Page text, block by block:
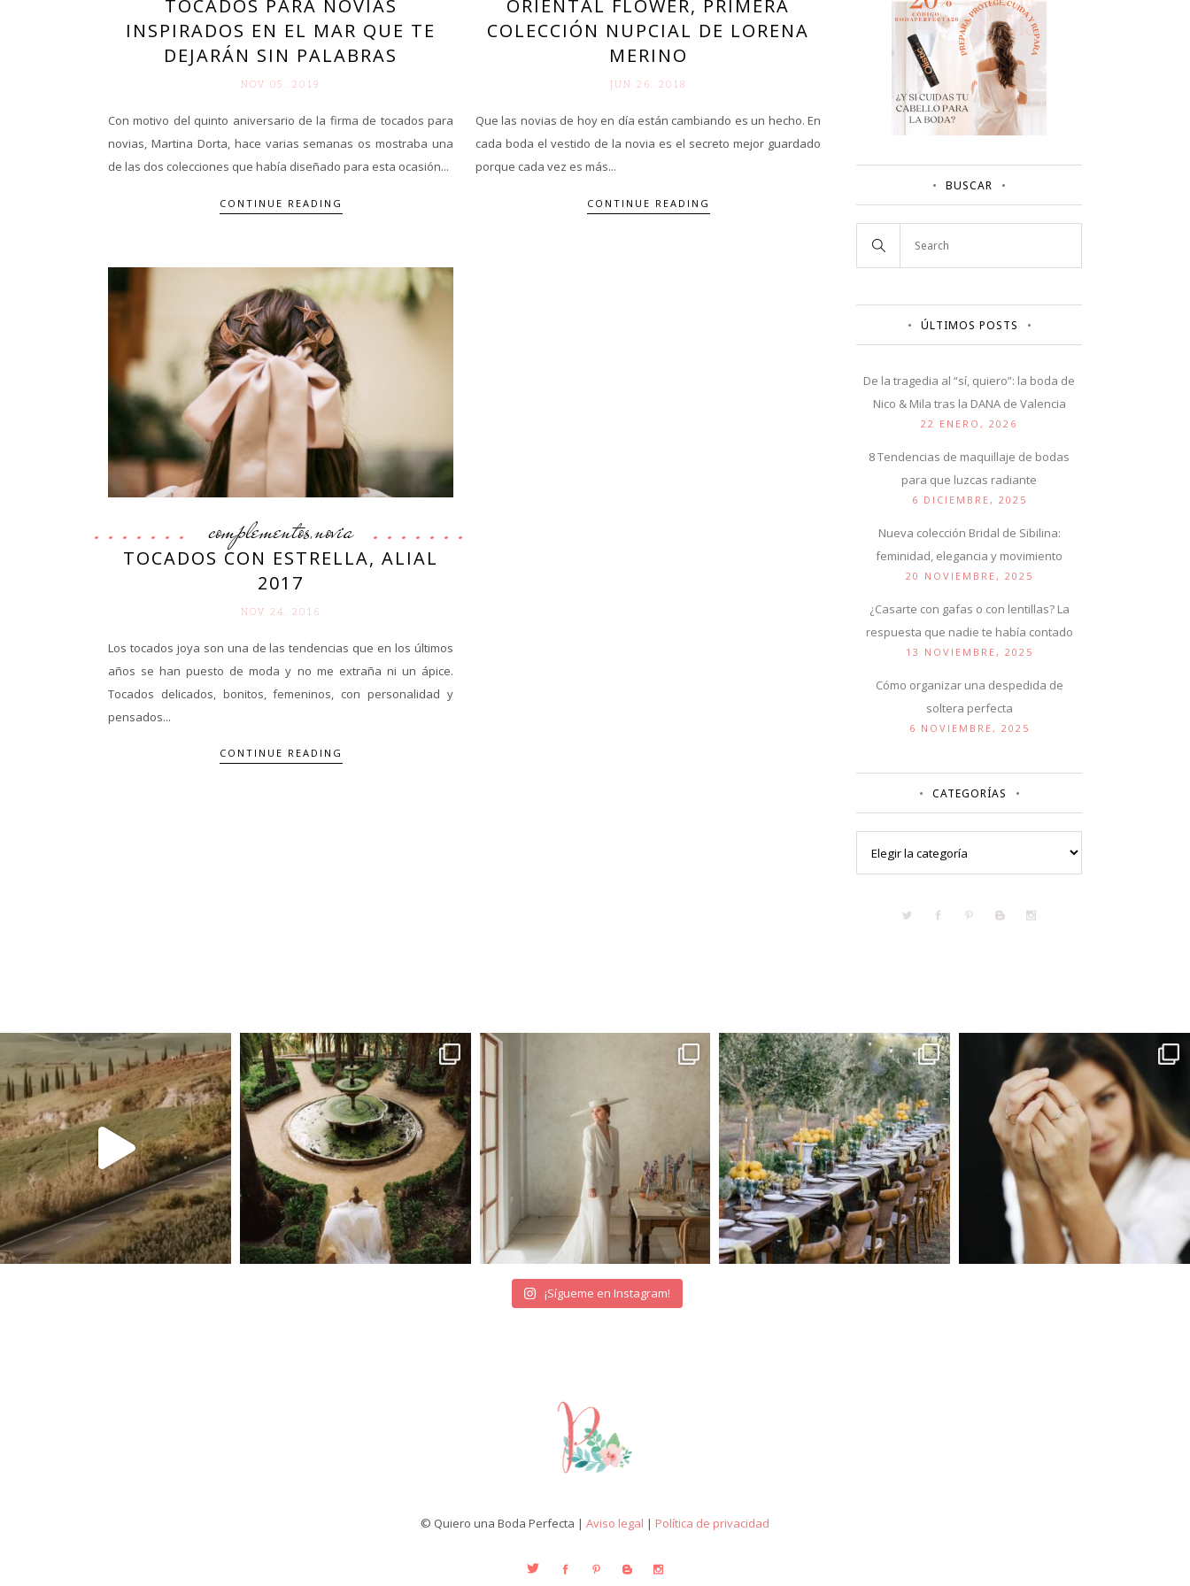
TOCADOS PARA NOVIAS
INSPIRADOS EN EL MAR QUE TE
DEJARÁN SIN PALABRAS
NOV 05. 2019
Con motivo del quinto aniversario de la firma de tocados para
novias, Martina Dorta, hace varias semanas os mostraba una
de las dos colecciones que había diseñado para esta ocasión...
CONTINUE READING
ORIENTAL FLOWER, PRIMERA
COLECCIÓN NUPCIAL DE LORENA
MERINO
JUN 26. 2018
Que las novias de hoy en día están cambiando es un hecho. En
cada boda el vestido de la novia es el secreto mejor guardado
porque cada vez es más...
CONTINUE READING
complementos,novia
TOCADOS CON ESTRELLA, ALIAL
2017
NOV 24. 2016
Los tocados joya son una de las tendencias que en los últimos
años se han puesto de moda y no me extraña ni un ápice.
Tocados delicados, bonitos, femeninos, con personalidad y
pensados...
CONTINUE READING
BUSCAR
ÚLTIMOS POSTS
De la tragedia al “sí, quiero”: la boda de
Nico & Mila tras la DANA de Valencia
22 ENERO, 2026
8 Tendencias de maquillaje de bodas
para que luzcas radiante
6 DICIEMBRE, 2025
Nueva colección Bridal de Sibilina:
feminidad, elegancia y movimiento
20 NOVIEMBRE, 2025
¿Casarte con gafas o con lentillas? La
respuesta que nadie te había contado
13 NOVIEMBRE, 2025
Cómo organizar una despedida de
soltera perfecta
6 NOVIEMBRE, 2025
CATEGORÍAS
¡Sígueme en Instagram!
© Quiero una Boda Perfecta | Aviso legal | Política de privacidad